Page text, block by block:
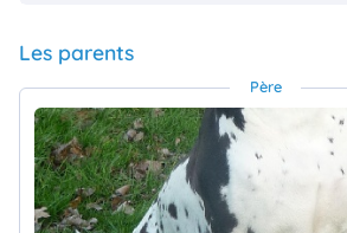
Les parents
Père